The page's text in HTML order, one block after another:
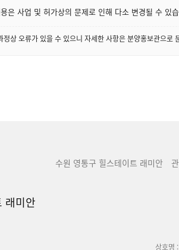
은 사업 및 허가상의 문제로 인해 다소 변경될 수 있
상 오류가 있을 수 있으니 자세한 사항은 분양홍보관으로
수원 영통구 힐스테이트 래미안
래미안
상호명